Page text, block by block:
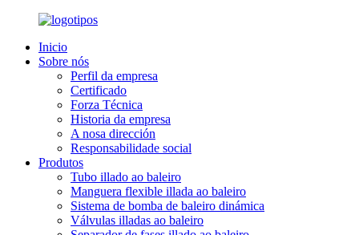
Inicio
Sobre nós
Perfil da empresa
Certificado
Forza Técnica
Historia da empresa
A nosa dirección
Responsabilidade social
Produtos
Tubo illado ao baleiro
Manguera flexible illada ao baleiro
Sistema de bomba de baleiro dinámica
Válvulas illadas ao baleiro